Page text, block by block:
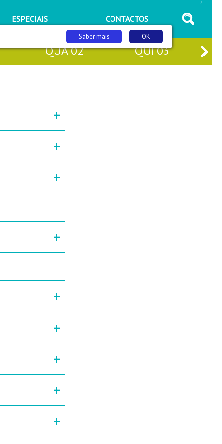
ESPECIAIS CONTACTOS
/
QUA02 QUI03
+
+
+
+
+
+
+
+
+
OK
Saber mais